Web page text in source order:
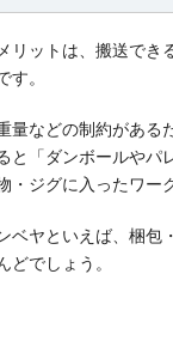
リットは、搬送でき
す。
量などの制約がある
と「ダンボールやパ
・ジグに入ったワー
ベヤといえば、梱包
どでしょう。